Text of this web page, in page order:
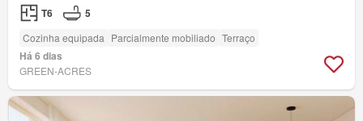
T6 5
Cozinha equipada Parcialmente mobiliado Terraço
Há 6 dias
GREEN-ACRES